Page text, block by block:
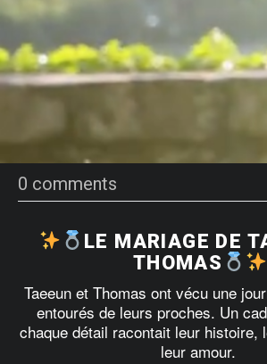
0 comments
LE MARIAGE DE
THOMAS
Taeeun et Thomas ont vécu une
entourés de leurs proches. Un
chaque détail racontait leur histoire,
leur amour.